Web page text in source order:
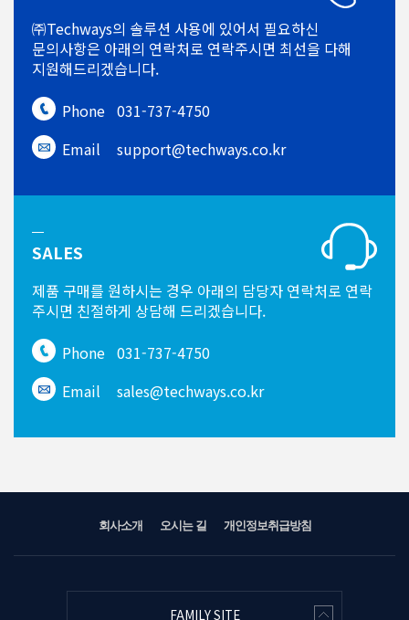
㈜Techways의 솔루션 사용에 있어서 필요하신
문의사항은 아래의 연락처로 연락주시면 최선을 다해
지원해드리겠습니다.
Phone 031-737-4750
Email
support@techways.co.kr
SALES
제품 구매를 원하시는 경우 아래의 담당자 연락처로 연락
주시면 친절하게 상담해 드리겠습니다.
Phone 031-737-4750
Email
sales@techways.co.kr
회사소개 오시는 길 개인정보취급방침
FAMILY SITE